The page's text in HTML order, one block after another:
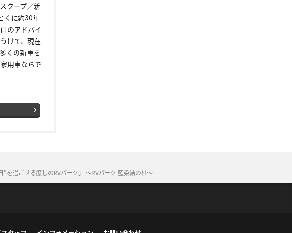
クープ／新
くに約30年
のアドバイ
けて、現在
くの新車を
用車ならで
を過ごせる癒しのRVパーク」 ～RVパーク 藍染結の杜～